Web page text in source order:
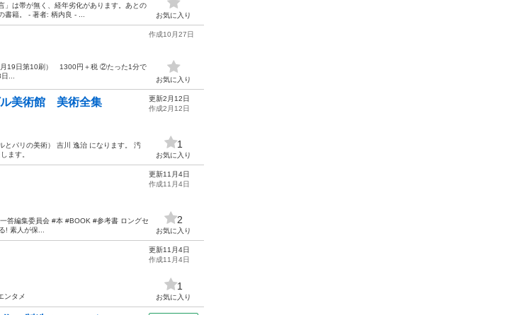
」は帯が無く、経年劣化があります。あとの
籍。 - 著者: 柄内良 - ...
お気に入り
19日第10刷） 1300円＋税 ②たった1分で
...
作成10月27日
お気に入り
美術館 美術全集
とパリの美術） 吉川 逸治 になります。 汚
ます。
更新2月12日
作成2月12日
1
お気に入り
答編集委員会 #本 #BOOK #参考書 ロングセ
! 素人が保...
更新11月4日
作成11月4日
2
お気に入り
ンタメ
更新11月4日
作成11月4日
1
お気に入り